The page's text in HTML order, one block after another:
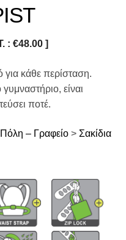
: €48.00 ]
για κάθε περίσταση.
είναι
ποτέ.
Πόλη – Γραφείο > Σακίδια